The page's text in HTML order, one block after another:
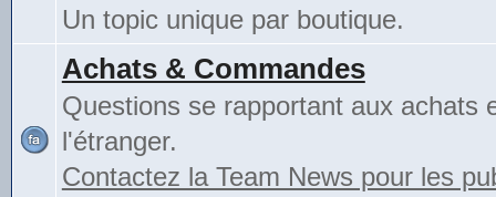
Un topic unique par boutique.
Achats & Commandes
Questions se rapportant aux achats
l'étranger.
Contactez la Team News pour les